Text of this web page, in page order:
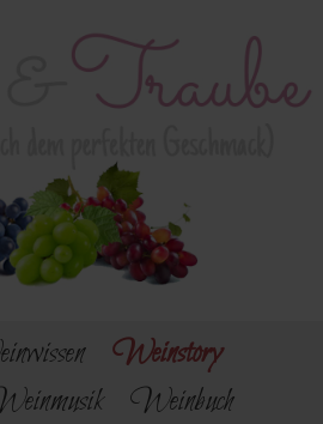
Weinstory
Weinbuch